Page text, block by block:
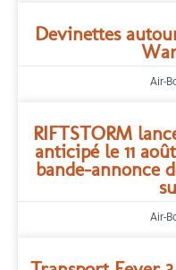
Devinettes
Air-
RIFTSTORM
anticipé le 11
bande-annonce
Air-